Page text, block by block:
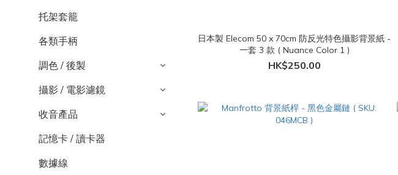
托架套籠
各類手柄
調色 / 後製
攝影 / 電影濾鏡
收音產品
記憶卡 / 讀卡器
數據線
日本製 Elecom 50 x 70cm 防反光特色攝影背景紙 -
一套 3 款 ( Nuance Color 1 )
HK$250.00